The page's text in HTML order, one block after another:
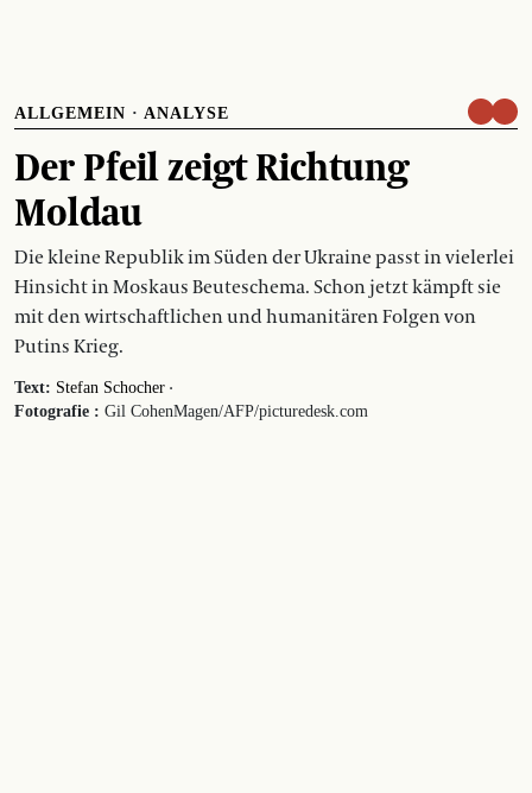
ALLGEMEIN · ANALYSE
Der Pfeil zeigt Richtung
Moldau
Die kleine Republik im Süden der Ukraine passt in vielerlei
Hinsicht in Moskaus Beuteschema. Schon jetzt kämpft sie
mit den wirtschaftlichen und humanitären Folgen von
Putins Krieg.
Text: Stefan Schocher ·
Fotografie : Gil Cohen­Magen/AFP/picturedesk.com